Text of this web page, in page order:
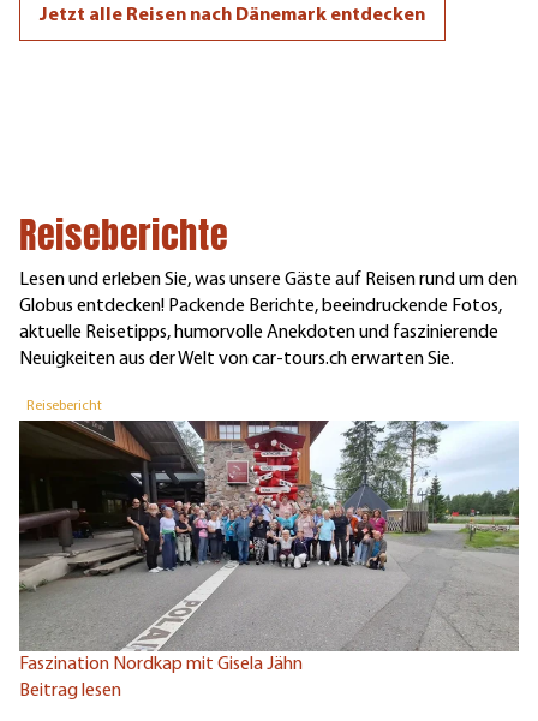
Jetzt alle Reisen nach Dänemark entdecken
Reiseberichte
Lesen und erleben Sie, was unsere Gäste auf Reisen rund um den
Globus entdecken! Packende Berichte, beeindruckende Fotos,
aktuelle Reisetipps, humorvolle Anekdoten und faszinierende
Neuigkeiten aus der Welt von car-tours.ch erwarten Sie.
Reisebericht
Faszination Nordkap mit Gisela Jähn
Beitrag lesen